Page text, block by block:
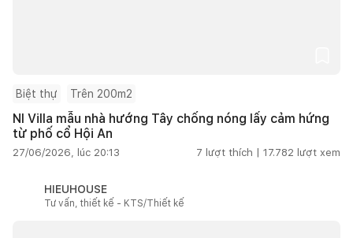
Biệt thự Trên 200m2
NI Villa mẫu nhà hướng Tây chống nóng lấy cảm hứng
từ phố cổ Hội An
27/06/2026, lúc 20:13 7 lượt thích | 17.782 lượt xem
HIEUHOUSE
Tư vấn, thiết kế - KTS/Thiết kế